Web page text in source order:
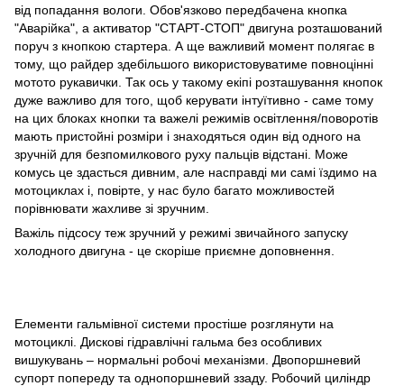
від попадання вологи. Обов'язково передбачена кнопка
"Аварійка", а активатор "СТАРТ-СТОП" двигуна розташований
поруч з кнопкою стартера. А ще важливий момент полягає в
тому, що райдер здебільшого використовуватиме повноцінні
мотото рукавички. Так ось у такому екіпі розташування кнопок
дуже важливо для того, щоб керувати інтуїтивно - саме тому
на цих блоках кнопки та важелі режимів освітлення/поворотів
мають пристойні розміри і знаходяться один від одного на
зручній для безпомилкового руху пальців відстані. Може
комусь це здасться дивним, але насправді ми самі їздимо на
мотоциклах і, повірте, у нас було багато можливостей
порівнювати жахливе зі зручним.
Важіль підсосу теж зручний у режимі звичайного запуску
холодного двигуна - це скоріше приємне доповнення.
Елементи гальмівної системи простіше розглянути на
мотоциклі. Дискові гідравлічні гальма без особливих
вишукувань – нормальні робочі механізми. Двопоршневий
супорт попереду та однопоршневий ззаду. Робочий циліндр